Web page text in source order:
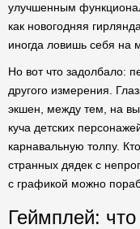
улучшенным
как новогодняя
иногда ловишь себя на
Но вот что задолбало:
другого измерения.
экшен, между тем, на
куча детских
карнавальную толпу.
странных дядек с
с графикой можно
Геймплей: